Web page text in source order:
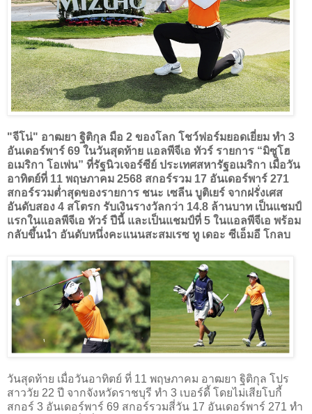
"จีโน่" อาฒยา ฐิติกุล มือ 2 ของโลก โชว์ฟอร์มยอดเยี่ยม ทำ 3
อันเดอร์พาร์ 69 ในวันสุดท้าย แอลพีจีเอ ทัวร์ รายการ “มิซูโฮ
อเมริกา โอเพ่น” ที่รัฐนิวเจอร์ซีย์ ประเทศสหารัฐอเมริกา เมื่อวัน
อาทิตย์ที่ 11 พฤษภาคม 2568 สกอร์รวม 17 อันเดอร์พาร์ 271
สกอร์รวมต่ำสุดของรายการ ชนะ เซลีน บูติเยร์ จากฝรั่งเศส
อันดับสอง 4 สโตรก รับเงินรางวัลกว่า 14.8 ล้านบาท เป็นแชมป์
แรกในแอลพีจีเอ ทัวร์ ปีนี้ และเป็นแชมป์ที่ 5 ในแอลพีจีเอ พร้อม
กลับขึ้นนำ อันดับหนึ่งคะแนนสะสมเรซ ทู เดอะ ซีเอ็มอี โกลบ
วันสุดท้าย เมื่อวันอาทิตย์ ที่ 11 พฤษภาคม อาฒยา ฐิติกุล โปร
สาววัย 22 ปี จากจังหวัดราชบุรี ทำ 3 เบอร์ดี้ โดยไม่เสียโบกี้
สกอร์ 3 อันเดอร์พาร์ 69 สกอร์รวมสี่วัน 17 อันเดอร์พาร์ 271 ทำ